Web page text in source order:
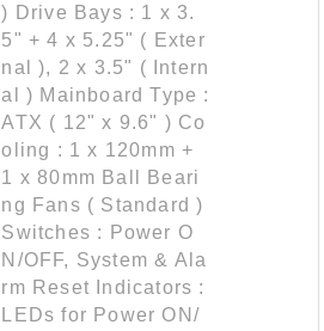
) Drive Bays : 1 x 3.
5" + 4 x 5.25" ( Exter
nal ), 2 x 3.5" ( Intern
al ) Mainboard Type :
ATX ( 12" x 9.6" ) Co
oling : 1 x 120mm +
1 x 80mm Ball Beari
ng Fans ( Standard )
Switches : Power O
N/OFF, System & Ala
rm Reset Indicators :
LEDs for Power ON/